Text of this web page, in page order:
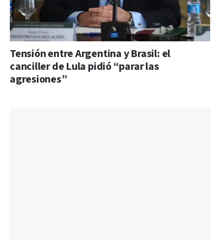
Tensión entre Argentina y Brasil: el
canciller de Lula pidió “parar las
agresiones”